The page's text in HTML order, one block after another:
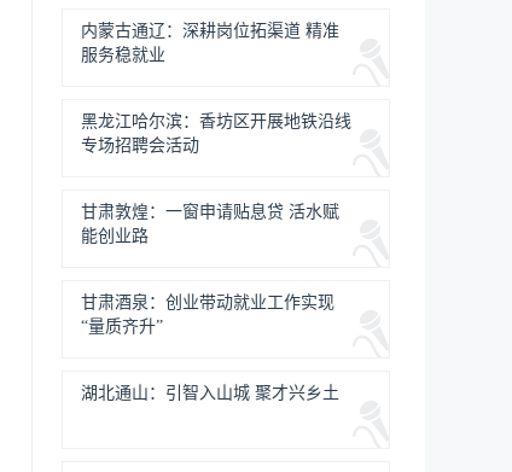
内蒙古通辽：深耕岗位拓渠道 精准
服务稳就业
黑龙江哈尔滨：香坊区开展地铁沿线
专场招聘会活动
甘肃敦煌：一窗申请贴息贷 活水赋
能创业路
甘肃酒泉：创业带动就业工作实现
“量质齐升”
湖北通山：引智入山城 聚才兴乡土